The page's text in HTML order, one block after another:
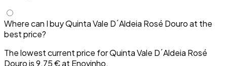
Where can I buy Quinta Vale D´Aldeia Rosé Douro at the
best price?
The lowest current price for Quinta Vale D´Aldeia Rosé
Douro is 9.75 € at Enovinho.